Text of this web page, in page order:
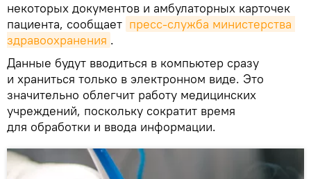
некоторых документов и амбулаторных карточек
пациента, сообщает пресс-служба министерства
здравоохранения .
Данные будут вводиться в компьютер сразу
и храниться только в электронном виде. Это
значительно облегчит работу медицинских
учреждений, поскольку сократит время
для обработки и ввода информации.